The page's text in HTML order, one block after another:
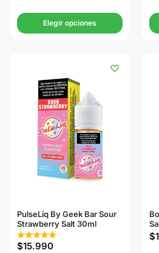
Elegir opciones
PulseLiq By Geek Bar Sour
Strawberry Salt 30ml
$15.990
$